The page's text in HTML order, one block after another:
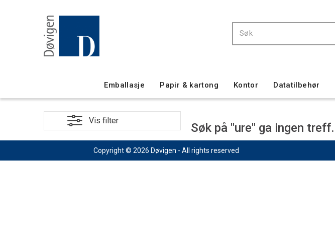
Emballasje Papir & kartong Kontor Datatilbehør
Søk på "ure" ga ingen treff.
Copyright © 2026 Døvigen - All rights reserved